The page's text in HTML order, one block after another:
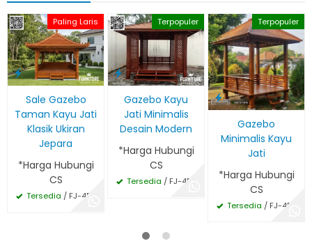
Paling Laris
Sale Gazebo
Taman Kayu Jati
Klasik Ukiran
Jepara
*Harga Hubungi
CS
Tersedia / FJ-453
Terpopuler
Gazebo Kayu
Jati Minimalis
Desain Modern
*Harga Hubungi
CS
Tersedia / FJ-452
Terpopuler
Gazebo
Minimalis Kayu
Jati
*Harga Hubungi
CS
Tersedia / FJ-452